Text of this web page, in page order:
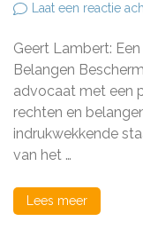
Laat een reactie
Geert Lambert:
Belangen
advocaat met een
rechten en
indrukwekkende
van het …
Lees meer